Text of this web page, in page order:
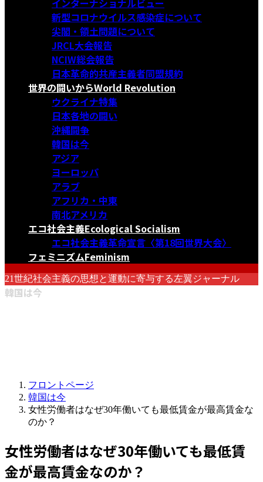
インターナショナルビュー
新型コロナウイルス感染症について
尖閣・領土問題について
JRCL大会報告
NCIW総会報告
日本革命的共産主義者同盟規約
世界の闘いからWorld Revolution
ウクライナ特集
日本各地の闘い
沖縄闘争
韓国は今
アジア
ヨーロッパ
アラブ
アフリカ・中東
南北アメリカ
エコ社会主義Ecological Socialism
エコ社会主義革命宣言〈第18回世界大会〉
フェミニズムFeminism
21世紀社会主義の思想と運動に寄与する左翼ジャーナル
韓国は今
フロントページ
韓国は今
女性労働者はなぜ30年働いても最低賃金が最高賃金な
のか？
女性労働者はなぜ30年働いても最低賃
金が最高賃金なのか？